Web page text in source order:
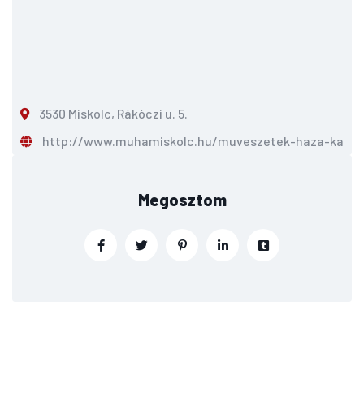
3530 Miskolc, Rákóczi u. 5.
http://www.muhamiskolc.hu/muveszetek-haza-
Megosztom